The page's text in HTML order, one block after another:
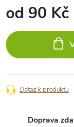
od 90 Kč
cena:
Dotaz k produktu
Doprava